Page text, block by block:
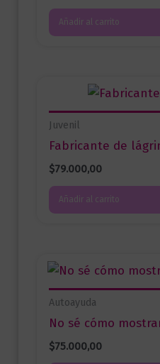
Añadir al carrito
Juvenil
Fabricante de
$79.000,00
Añadir al carrito
Autoayuda
No sé cómo
$75.000,00